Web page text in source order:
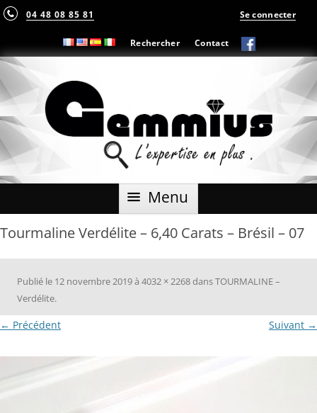
04 48 08 85 81
Rechercher Contact
Se connecter
Menu Aller
Tourmaline Verdélite – 6,40 Carats – Brésil – 07
Publié le 12 novembre 2019à4032 × 2268dansTOURMALINE –
Verdélite.
← Précédent Suivant →